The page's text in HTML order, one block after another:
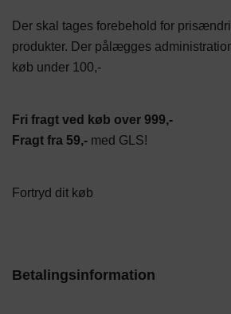
Der skal tages forebehold for
produkter. Der pålægges
køb under 100,-
Fri fragt ved køb over 999,-
Fragt fra 59,- med GLS!
Fortryd dit køb
Betalingsinformation